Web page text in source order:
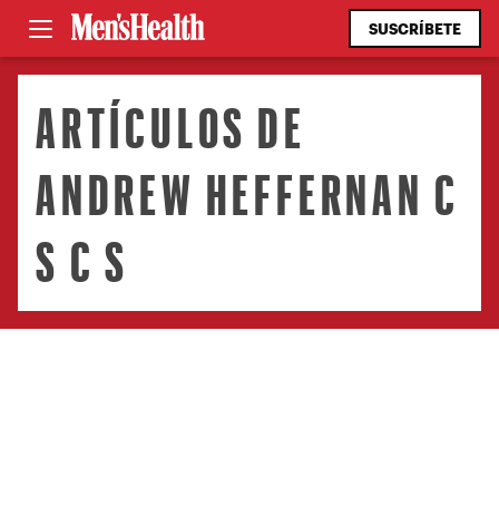
SUSCRÍBETE
ARTÍCULOS DE
ANDREW HEFFERNAN C
S C S